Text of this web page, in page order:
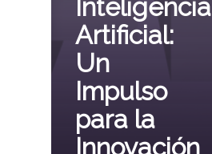
Inteligencia
Artificial:
Un
Impulso
para la
Innovación